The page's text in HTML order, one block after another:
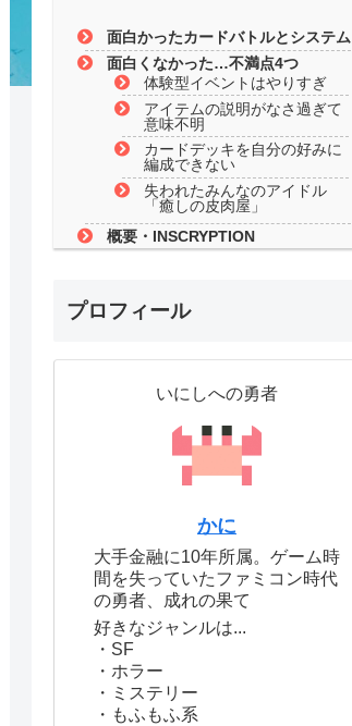
面白かったカードバトルとシステム
面白くなかった…不満点4つ
体験型イベントはやりすぎ
アイテムの説明がなさ過ぎて
意味不明
カードデッキを自分の好みに
編成できない
失われたみんなのアイドル
「癒しの皮肉屋」
概要・INSCRYPTION
プロフィール
いにしへの勇者
かに
大手金融に10年所属。ゲーム時
間を失っていたファミコン時代
の勇者、成れの果て
好きなジャンルは...
・SF
・ホラー
・ミステリー
・もふもふ系